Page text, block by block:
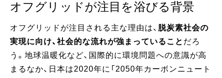
オフグリッドが注目を浴びる背景
オフグリッドが注目される主な理由は、 脱炭素社会の
実現に向け、社会的な流れが強まっていること だろ
う。地球温暖化など、国際的に環境問題への意識が高
まるなか、日本は2020年に「2050年カーボンニュート